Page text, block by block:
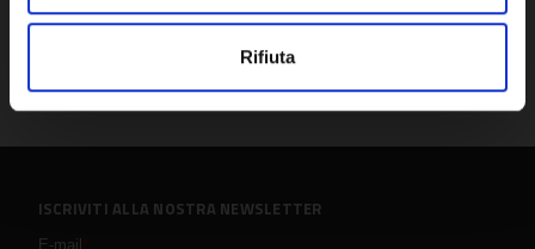
Rifiuta
ISCRIVITI ALLA NOSTRA NEWSLETTER